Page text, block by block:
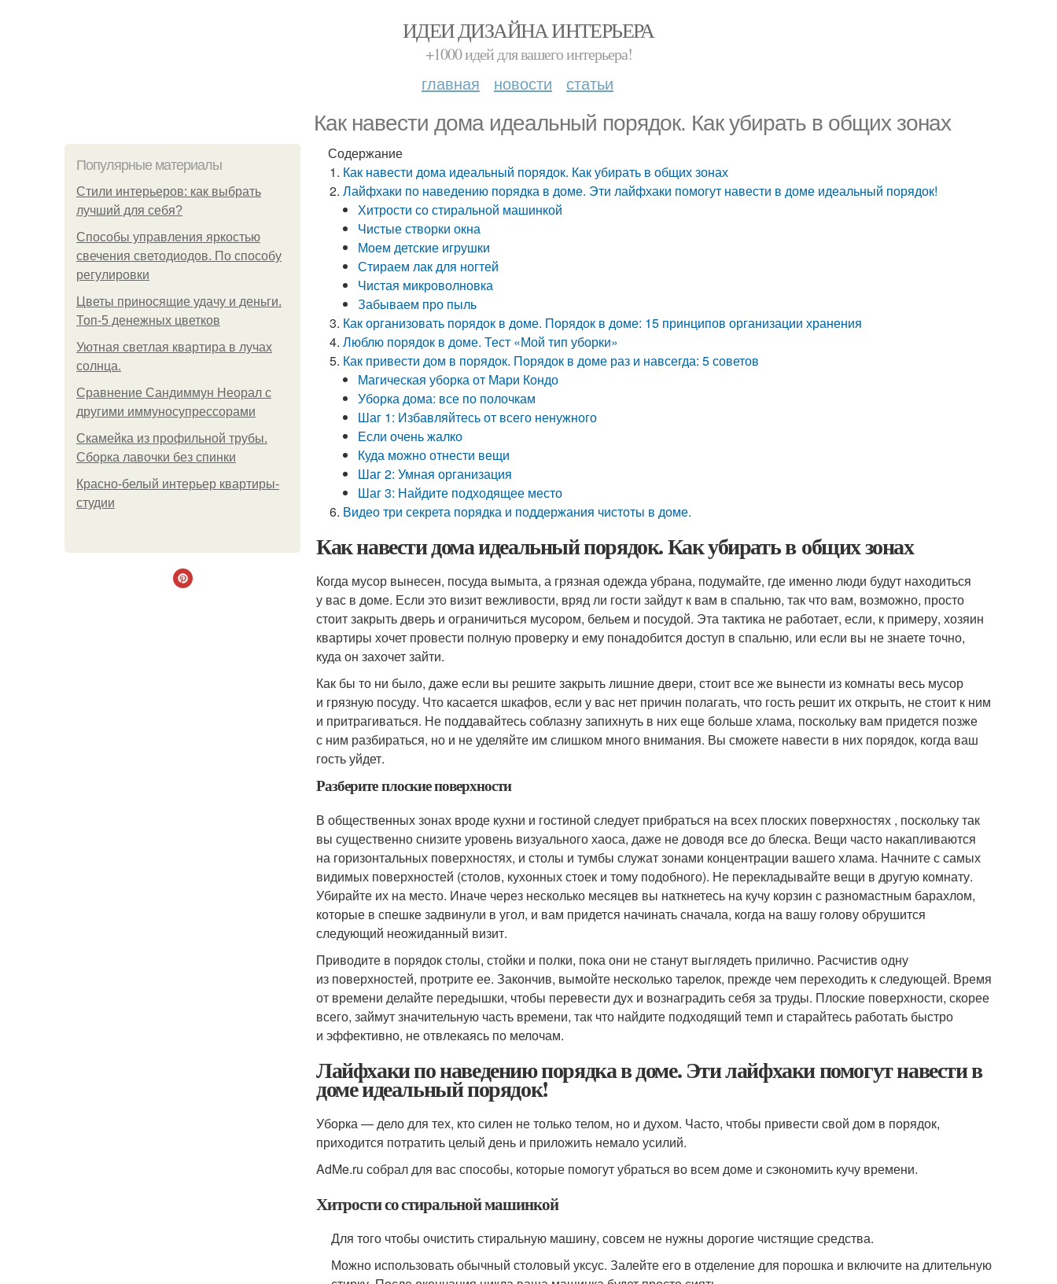
ИДЕИ ДИЗАЙНА ИНТЕРЬЕРА
+1000 идей для вашего интерьера!
главная новости статьи
Как навести дома идеальный порядок. Как убирать в общих зонах
Популярные материалы
Стили интерьеров: как выбрать
лучший для себя?
Способы управления яркостью
свечения светодиодов. По способу
регулировки
Цветы приносящие удачу и деньги.
Топ-5 денежных цветков
Уютная светлая квартира в лучах
солнца.
Сравнение Сандиммун Неорал с
другими иммуносупрессорами
Скамейка из профильной трубы.
Сборка лавочки без спинки
Красно-белый интерьер квартиры-
студии
Содержание
Как навести дома идеальный порядок. Как убирать в общих зонах
Лайфхаки по наведению порядка в доме. Эти лайфхаки помогут навести в доме идеальный порядок!
Хитрости со стиральной машинкой
Чистые створки окна
Моем детские игрушки
Стираем лак для ногтей
Чистая микроволновка
Забываем про пыль
Как организовать порядок в доме. Порядок в доме: 15 принципов организации хранения
Люблю порядок в доме. Тест «Мой тип уборки»
Как привести дом в порядок. Порядок в доме раз и навсегда: 5 советов
Магическая уборка от Мари Кондо
Уборка дома: все по полочкам
Шаг 1: Избавляйтесь от всего ненужного
Если очень жалко
Куда можно отнести вещи
Шаг 2: Умная организация
Шаг 3: Найдите подходящее место
Видео три секрета порядка и поддержания чистоты в доме.
Как навести дома идеальный порядок. Как убирать в общих зонах
Когда мусор вынесен, посуда вымыта, а грязная одежда убрана, подумайте, где именно люди будут находиться
у вас в доме. Если это визит вежливости, вряд ли гости зайдут к вам в спальню, так что вам, возможно, просто
стоит закрыть дверь и ограничиться мусором, бельем и посудой. Эта тактика не работает, если, к примеру, хозяин
квартиры хочет провести полную проверку и ему понадобится доступ в спальню, или если вы не знаете точно,
куда он захочет зайти.
Как бы то ни было, даже если вы решите закрыть лишние двери, стоит все же вынести из комнаты весь мусор
и грязную посуду. Что касается шкафов, если у вас нет причин полагать, что гость решит их открыть, не стоит к ним
и притрагиваться. Не поддавайтесь соблазну запихнуть в них еще больше хлама, поскольку вам придется позже
с ним разбираться, но и не уделяйте им слишком много внимания. Вы сможете навести в них порядок, когда ваш
гость уйдет.
Разберите плоские поверхности
В общественных зонах вроде кухни и гостиной следует прибраться на всех плоских поверхностях , поскольку так
вы существенно снизите уровень визуального хаоса, даже не доводя все до блеска. Вещи часто накапливаются
на горизонтальных поверхностях, и столы и тумбы служат зонами концентрации вашего хлама. Начните с самых
видимых поверхностей (столов, кухонных стоек и тому подобного). Не перекладывайте вещи в другую комнату.
Убирайте их на место. Иначе через несколько месяцев вы наткнетесь на кучу корзин с разномастным барахлом,
которые в спешке задвинули в угол, и вам придется начинать сначала, когда на вашу голову обрушится
следующий неожиданный визит.
Приводите в порядок столы, стойки и полки, пока они не станут выглядеть прилично. Расчистив одну
из поверхностей, протрите ее. Закончив, вымойте несколько тарелок, прежде чем переходить к следующей. Время
от времени делайте передышки, чтобы перевести дух и вознаградить себя за труды. Плоские поверхности, скорее
всего, займут значительную часть времени, так что найдите подходящий темп и старайтесь работать быстро
и эффективно, не отвлекаясь по мелочам.
Лайфхаки по наведению порядка в доме. Эти лайфхаки помогут навести в
доме идеальный порядок!
Уборка — дело для тех, кто силен не только телом, но и духом. Часто, чтобы привести свой дом в порядок,
приходится потратить целый день и приложить немало усилий.
AdMe.ru собрал для вас способы, которые помогут убраться во всем доме и сэкономить кучу времени.
Хитрости со стиральной машинкой
Для того чтобы очистить стиральную машину, совсем не нужны дорогие чистящие средства.
Можно использовать обычный столовый уксус. Залейте его в отделение для порошка и включите на длительную